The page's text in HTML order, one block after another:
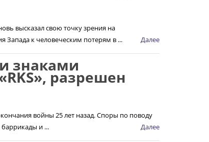
высказал свою точку зрения на
Запада к человеческим потерям в ...
Далее
знаками
разрешен
войны 25 лет назад. Споры по поводу
и ...
Далее